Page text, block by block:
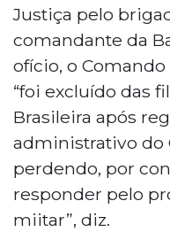
Justiça pelo
comandante da
ofício, o
“foi excluído das
Brasileira após
administrativo do
perdendo, por
responder pelo
miitar”, diz.